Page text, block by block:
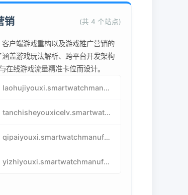
销 (共 4 个站点)
户端游戏重构以及游戏推广营销的
盖游戏玩法解析、跨平台开发架构
在线游戏流量精准卡位而设计。
laohujiyouxi.smartwatchmanufacturer.cn
tanchisheyouxicelv.smartwatchmanufacturer.cn
qipaiyouxi.smartwatchmanufacturer.cn
yizhiyouxi.smartwatchmanufacturer.cn